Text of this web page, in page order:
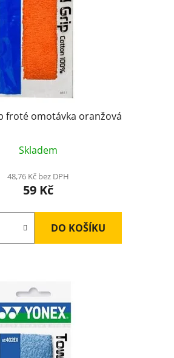
froté omotávka oranžová
Skladem
48,76 Kč bez DPH
59 Kč
DO KOŠÍKU